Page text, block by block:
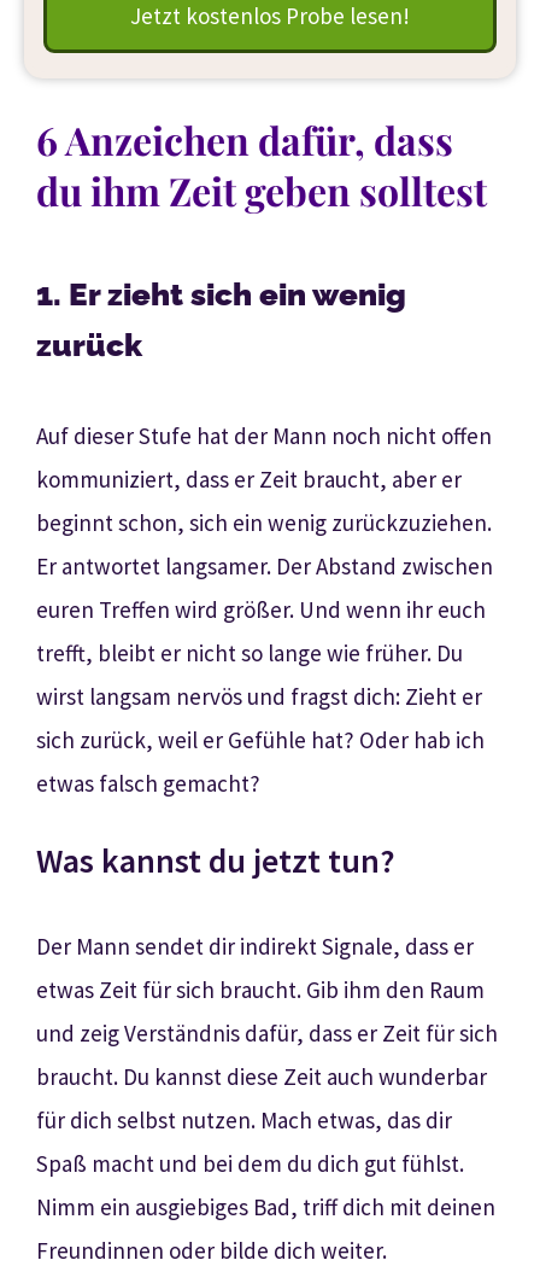
Jetzt kostenlos Probe lesen!
6 Anzeichen dafür, dass
du ihm Zeit geben solltest
1. Er zieht sich ein wenig
zurück
Auf dieser Stufe hat der Mann noch nicht offen
kommuniziert, dass er Zeit braucht, aber er
beginnt schon, sich ein wenig zurückzuziehen.
Er antwortet langsamer. Der Abstand zwischen
euren Treffen wird größer. Und wenn ihr euch
trefft, bleibt er nicht so lange wie früher. Du
wirst langsam nervös und fragst dich: Zieht er
sich zurück, weil er Gefühle hat? Oder hab ich
etwas falsch gemacht?
Was kannst du jetzt tun?
Der Mann sendet dir indirekt Signale, dass er
etwas Zeit für sich braucht. Gib ihm den Raum
und zeig Verständnis dafür, dass er Zeit für sich
braucht. Du kannst diese Zeit auch wunderbar
für dich selbst nutzen. Mach etwas, das dir
Spaß macht und bei dem du dich gut fühlst.
Nimm ein ausgiebiges Bad, triff dich mit deinen
Freundinnen oder bilde dich weiter.